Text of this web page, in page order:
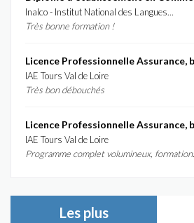
Inalco - Institut National des Langues...
Très bonne formation !
IAE Tours Val de Loire
Très bon débouchés
IAE Tours Val de Loire
Programme complet volumineux, formation...
Les plus